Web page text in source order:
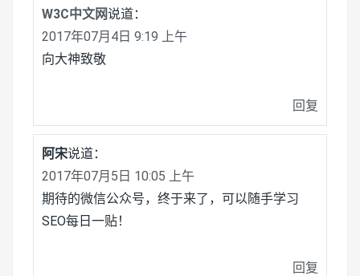
W3C中文网说道：
2017年07月4日 9:19 上午
向大神致敬
回复
阿宋说道：
2017年07月5日 10:05 上午
期待的微信公众号，终于来了，可以随手学习
SEO每日一贴！
回复